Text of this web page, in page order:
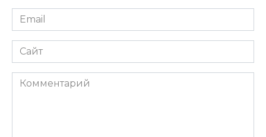
Email
*
Сайт
Комментарий